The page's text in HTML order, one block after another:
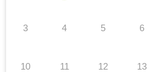
3 4 5 6
10 11 12 13